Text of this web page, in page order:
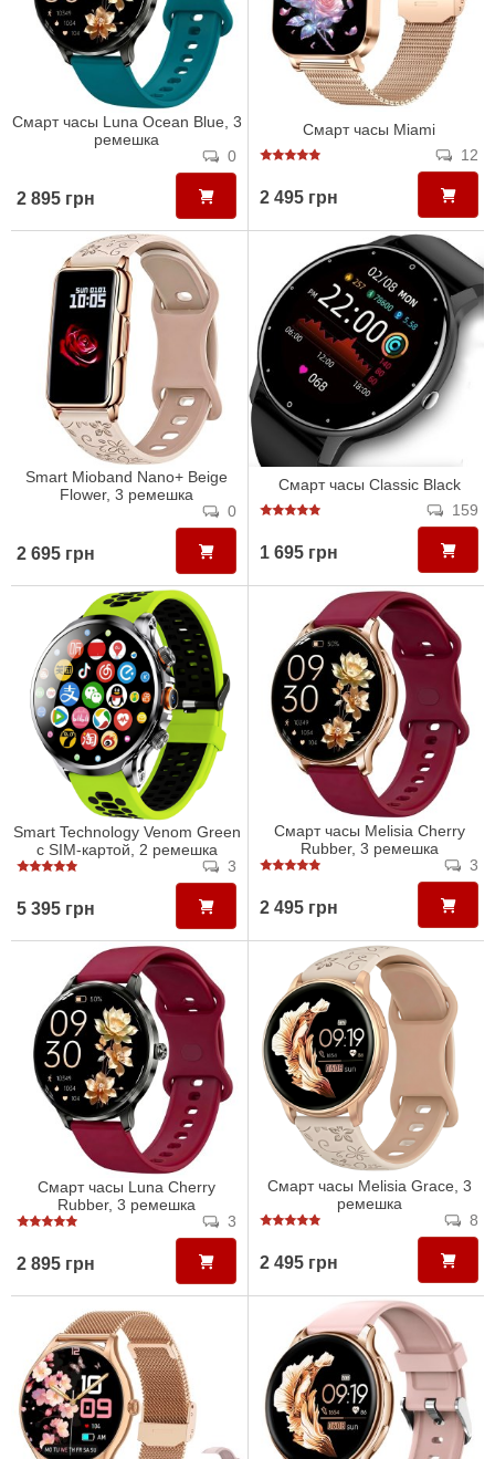
Смарт часы Luna Ocean Blue, 3
ремешка
0
2 895 грн
Смарт часы Miami
12
2 495 грн
Smart Mioband Nano+ Beige
Flower, 3 ремешка
0
2 695 грн
Смарт часы Classic Black
159
1 695 грн
Smart Technology Venom Green
с SIM-картой, 2 ремешка
3
5 395 грн
Смарт часы Melisia Cherry
Rubber, 3 ремешка
3
2 495 грн
Смарт часы Luna Cherry
Rubber, 3 ремешка
3
2 895 грн
Смарт часы Melisia Grace, 3
ремешка
8
2 495 грн